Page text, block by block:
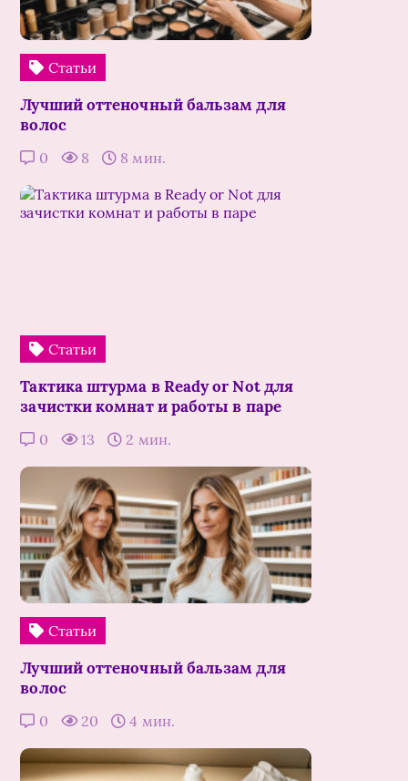
Статьи
Лучший оттеночный бальзам для
волос
0 8 8 мин.
Статьи
Тактика штурма в Ready or Not для
зачистки комнат и работы в паре
0 13 2 мин.
Статьи
Лучший оттеночный бальзам для
волос
0 20 4 мин.